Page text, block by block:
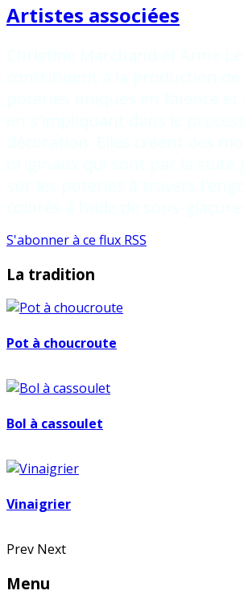
Artistes associées
S'abonner à ce flux RSS
La tradition
Pot à choucroute
Bol à cassoulet
Vinaigrier
Prev Next
Menu